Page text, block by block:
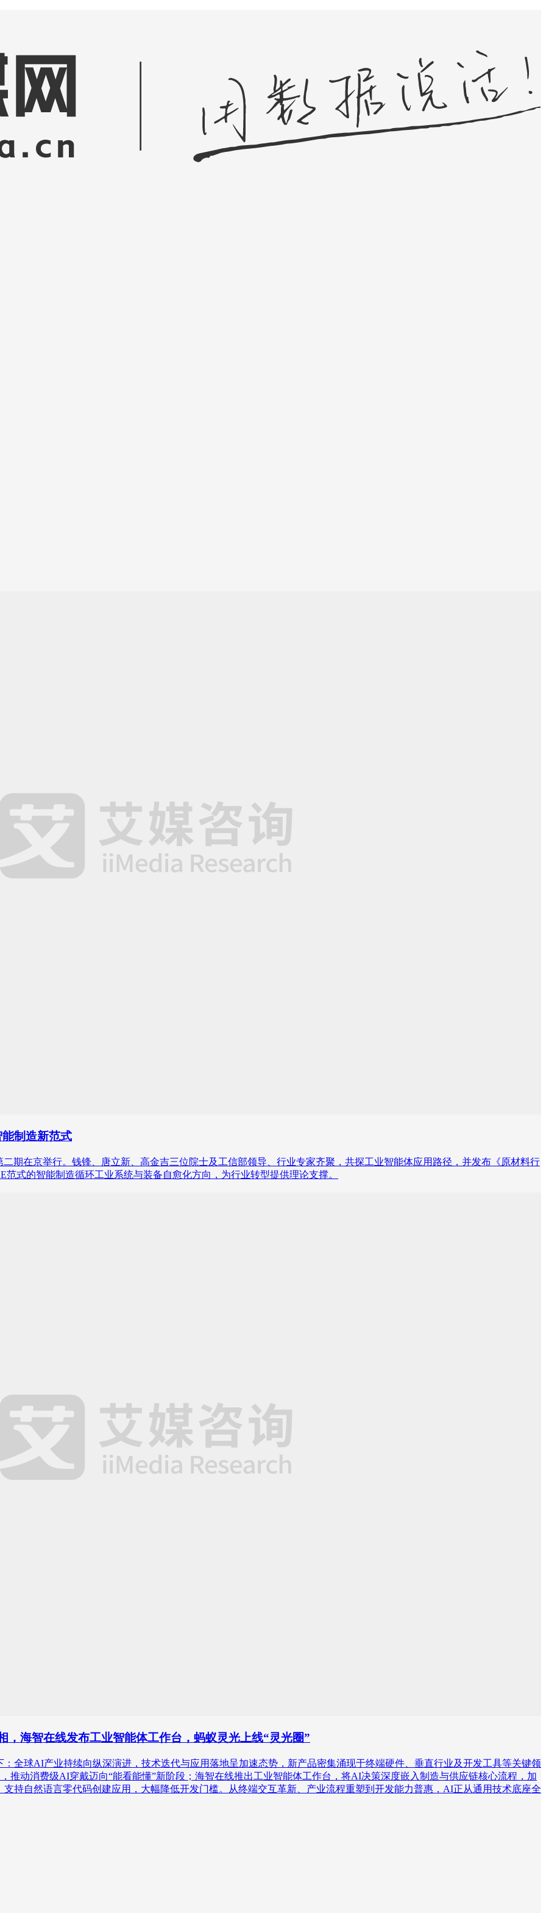
制造新范式
期在京举行。钱锋、唐立新、高金吉三位院士及工信部领导、行业专家齐聚，共探工业智能体应用路径，并发布《原材料行
式的智能制造循环工业系统与装备自愈化方向，为行业转型提供理论支撑。
海智在线发布工业智能体工作台，蚂蚁灵光上线“灵光圈”
：全球AI产业持续向纵深演进，技术迭代与应用落地呈加速态势，新产品密集涌现于终端硬件、垂直行业及开发工具等关键领
推动消费级AI穿戴迈向“能看能懂”新阶段；海智在线推出工业智能体工作台，将AI决策深度嵌入制造与供应链核心流程，加
支持自然语言零代码创建应用，大幅降低开发门槛。从终端交互革新、产业流程重塑到开发能力普惠，AI正从通用技术底座全